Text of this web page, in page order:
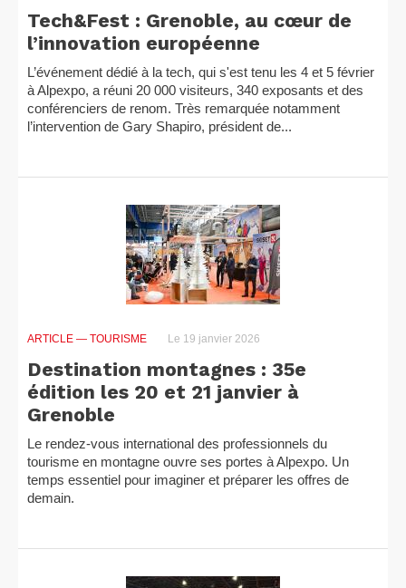
Tech&Fest : Grenoble, au cœur de
l’innovation européenne
L’événement dédié à la tech, qui s'est tenu les 4 et 5 février
à Alpexpo, a réuni 20 000 visiteurs, 340 exposants et des
conférenciers de renom. Très remarquée notamment
l’intervention de Gary Shapiro, président de...
ARTICLE — TOURISME Le 19 janvier 2026
Destination montagnes : 35e
édition les 20 et 21 janvier à
Grenoble
Le rendez-vous international des professionnels du
tourisme en montagne ouvre ses portes à Alpexpo. Un
temps essentiel pour imaginer et préparer les offres de
demain.